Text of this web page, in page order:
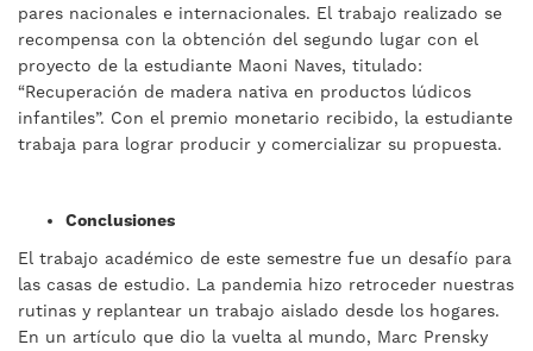
pares nacionales e internacionales. El trabajo realizado se
recompensa con la obtención del segundo lugar con el
proyecto de la estudiante Maoni Naves, titulado:
“Recuperación de madera nativa en productos lúdicos
infantiles”. Con el premio monetario recibido, la estudiante
trabaja para lograr producir y comercializar su propuesta.
Conclusiones
El trabajo académico de este semestre fue un desafío para
las casas de estudio. La pandemia hizo retroceder nuestras
rutinas y replantear un trabajo aislado desde los hogares.
En un artículo que dio la vuelta al mundo, Marc Prensky